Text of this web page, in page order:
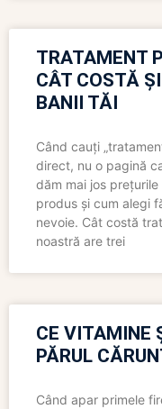
TRATAMENT
CÂT COSTĂ
BANII TĂI
Când cauți
direct, nu o pagină
dăm mai jos
produs și cum alegi
nevoie. Cât costă
noastră are trei
CE VITAMINE
PĂRUL
Când apar primele